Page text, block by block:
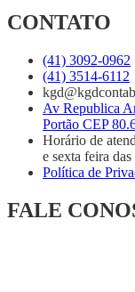
CONTATO
(41) 3092-0962
(41) 3514-6112
Av Republica
Portão CEP
Horário de
e sexta feira
Política de
FALE